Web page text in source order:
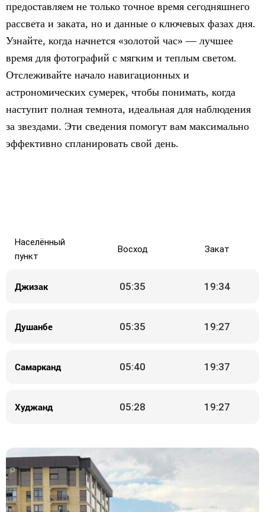
предоставляем не только точное время сегодняшнего
рассвета и заката, но и данные о ключевых фазах дня.
Узнайте, когда начнется «золотой час» — лучшее
время для фотографий с мягким и теплым светом.
Отслеживайте начало навигационных и
астрономических сумерек, чтобы понимать, когда
наступит полная темнота, идеальная для наблюдения
за звездами. Эти сведения помогут вам максимально
эффективно спланировать свой день.
Населённый
пункт
Восход Закат
Джизак 05:35 19:34
Душанбе 05:35 19:27
Самарканд 05:40 19:37
Худжанд 05:28 19:27